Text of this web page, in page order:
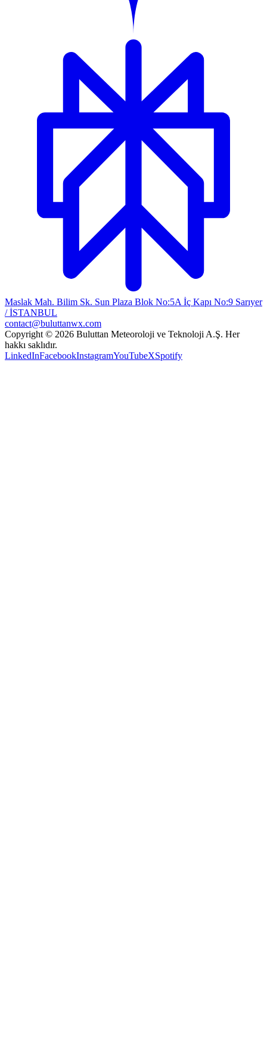
Maslak Mah. Bilim Sk. Sun Plaza Blok No:5A İç Kapı No:9 Sarıyer
/ İSTANBUL
contact@buluttanwx.com
Copyright © 2026 Buluttan Meteoroloji ve Teknoloji A.Ş. Her
hakkı saklıdır.
LinkedInFacebookInstagramYouTubeXSpotify